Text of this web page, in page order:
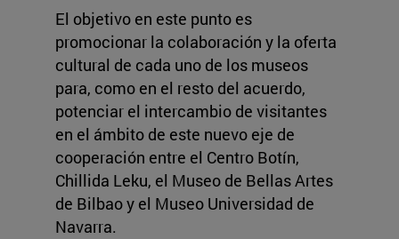
El objetivo en este punto es
promocionar la colaboración y la oferta
cultural de cada uno de los museos
para, como en el resto del acuerdo,
potenciar el intercambio de visitantes
en el ámbito de este nuevo eje de
cooperación entre el Centro Botín,
Chillida Leku, el Museo de Bellas Artes
de Bilbao y el Museo Universidad de
Navarra.